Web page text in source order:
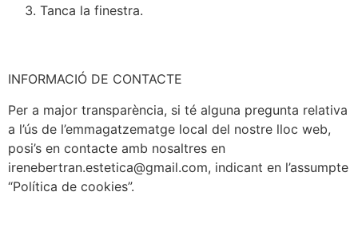
Tanca la finestra.
INFORMACIÓ DE CONTACTE
Per a major transparència, si té alguna pregunta relativa
a l’ús de l’emmagatzematge local del nostre lloc web,
posi’s en contacte amb nosaltres en
irenebertran.estetica@gmail.com, indicant en l’assumpte
“Política de cookies”.